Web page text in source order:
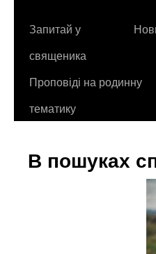
контенту
Запитай у
священика
Проповіді на родинну
тематику
В пошуках